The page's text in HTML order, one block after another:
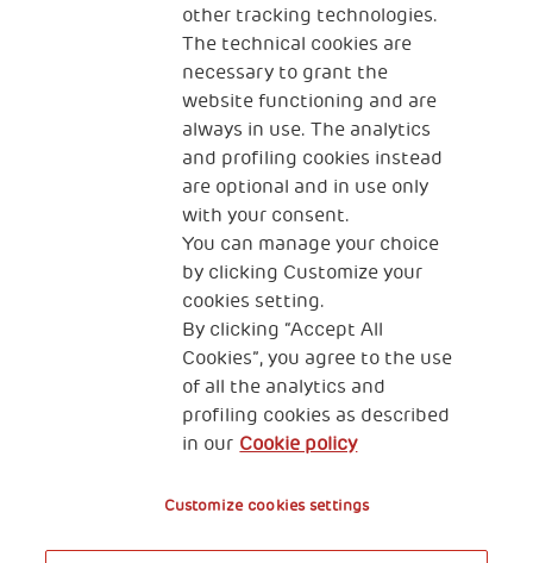
Fundación Generali
The Human Safety Net España
CONTACTOS
Dirección: Plaza Manuel Gómez- Moreno 5.
28020 Madrid. España
Cookies Política de Privacidad
other tracking technologies.
The technical cookies are
necessary to grant the
website functioning and are
always in use. The analytics
and profiling cookies instead
are optional and in use only
with your consent.
You can manage your choice
by clicking Customize your
cookies setting.
By clicking “Accept All
Cookies”, you agree to the use
of all the analytics and
profiling cookies as described
in our Cookie policy
Customize cookies settings